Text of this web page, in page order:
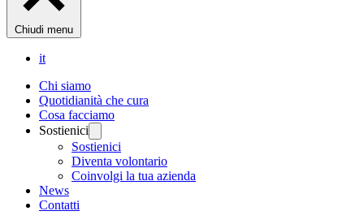
Chiudi menu
it
Chi siamo
Quotidianità che cura
Cosa facciamo
Sostienici
Sostienici
Diventa volontario
Coinvolgi la tua azienda
News
Contatti